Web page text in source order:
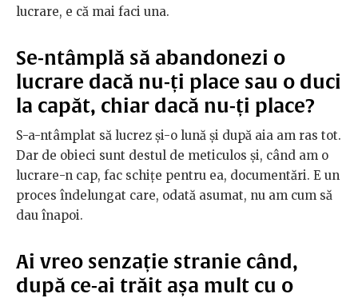
lucrare, e că mai faci una.
Se-ntâmplă să abandonezi o
lucrare dacă nu-ți place sau o duci
la capăt, chiar dacă nu-ți place?
S-a-ntâmplat să lucrez și-o lună și după aia am ras tot.
Dar de obieci sunt destul de meticulos și, când am o
lucrare-n cap, fac schițe pentru ea, documentări. E un
proces îndelungat care, odată asumat, nu am cum să
dau înapoi.
Ai vreo senzație stranie când,
după ce-ai trăit așa mult cu o